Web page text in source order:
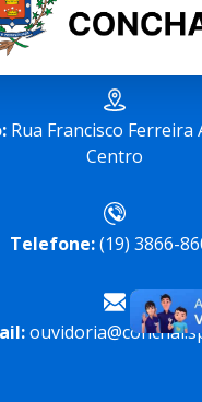
Rua Francisco Ferreira
Centro
Telefone:(19) 3866-